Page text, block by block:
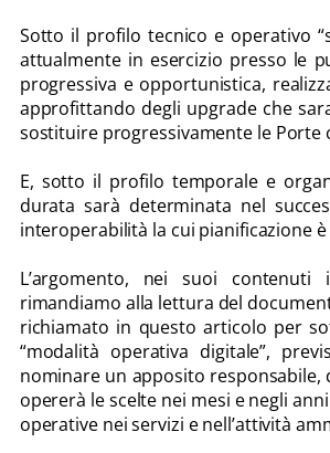
Sotto il profilo tecnico e operativo
attualmente in esercizio presso le
progressiva e opportunistica,
approfittando degli upgrade che
sostituire progressivamente le Porte
E, sotto il profilo temporale e
durata sarà determinata nel
interoperabilità la cui pianificazione è
L’argomento, nei suoi
rimandiamo alla lettura del
richiamato in questo articolo per
“modalità operativa digitale”,
nominare un apposito responsabile,
opererà le scelte nei mesi e negli
operative nei servizi e nell’attività